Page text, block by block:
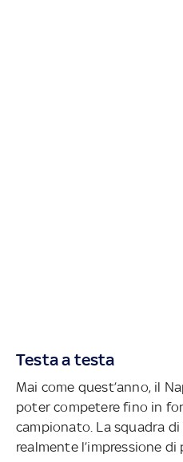
Testa a testa
Mai come quest’anno, il
poter competere fino in
campionato. La squadra
realmente l’impressione